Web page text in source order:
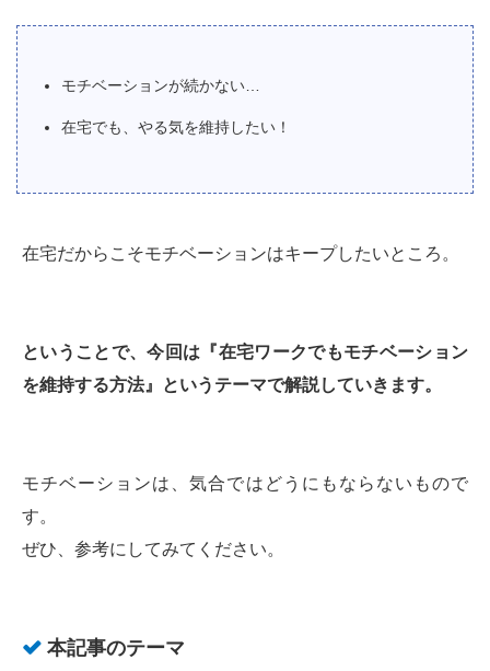
モチベーションが続かない…
在宅でも、やる気を維持したい！
在宅だからこそモチベーションはキープしたいところ。
ということで、今回は『在宅ワークでもモチベーション
を維持する方法』というテーマで解説していきます。
モチベーションは、気合ではどうにもならないもので
す。
ぜひ、参考にしてみてください。
本記事のテーマ